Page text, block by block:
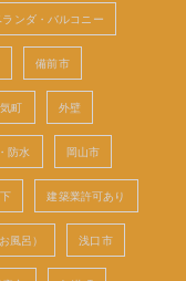
ランダ・バルコニー
備前市
町 外壁
防水 岡山市
建築業許可あり
風呂） 浅口市